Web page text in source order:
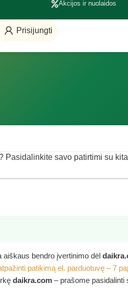
Akcijos ir nuolaidos
Prisijungti
savo patirtimi su
aiškaus bendro įvertinimo dėl
patikimą el. parduotuvę – 7
daikra.com – prašome pasidalinti